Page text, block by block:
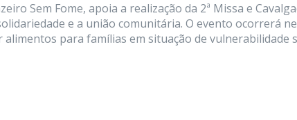
Sem Fome, apoia a realização da 2ª Missa e
e a união comunitária. O evento ocorrerá
para famílias em situação de vulnerabilidade